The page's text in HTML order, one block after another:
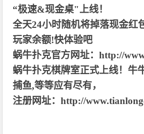
“极速&现金桌"上线！
全天24小时随机将掉落现金红
玩家余额!快体验吧
蜗牛扑克官方网址：http://
蜗牛扑克棋牌室正式上线！牛
捕鱼,等等应有尽有，
注册网址：http://